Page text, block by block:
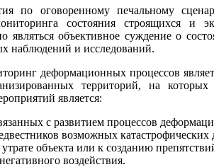
по оговоренному печальному
состояния строящихся и
являться объективное суждение о
наблюдений и исследований.
деформационных процессов
территорий, на
является:
с развитием процессов
возможных
объекта или к созданию
воздействия.